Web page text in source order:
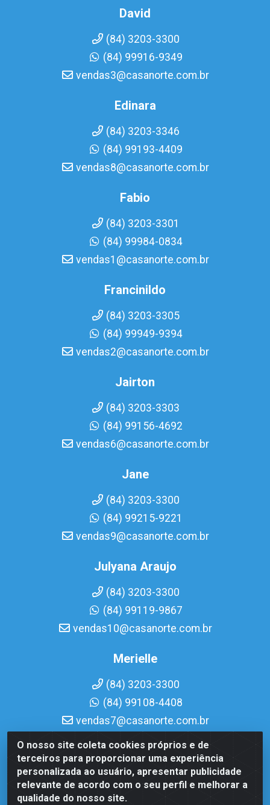
O nosso site coleta cookies próprios e de
terceiros para proporcionar uma experiência
personalizada ao usuário, apresentar publicidade
relevante de acordo com o seu perfil e melhorar a
qualidade do nosso site.
David
(84) 3203-3300
(84) 99916-9349
vendas3@casanorte.com.br
Edinara
(84) 3203-3346
(84) 99193-4409
vendas8@casanorte.com.br
Fabio
(84) 3203-3301
(84) 99984-0834
vendas1@casanorte.com.br
Francinildo
(84) 3203-3305
(84) 99949-9394
vendas2@casanorte.com.br
Jairton
(84) 3203-3303
(84) 99156-4692
vendas6@casanorte.com.br
Jane
(84) 3203-3300
(84) 99215-9221
vendas9@casanorte.com.br
Julyana Araujo
(84) 3203-3300
(84) 99119-9867
vendas10@casanorte.com.br
Merielle
(84) 3203-3300
(84) 99108-4408
vendas7@casanorte.com.br
Casa Norte LTDA - Av. Interventor Mário Câmara, 1815 -
Dix-Sept Rosado, Natal/RN - CEP 59054-600 - CNPJ
08.713.513/0001-51